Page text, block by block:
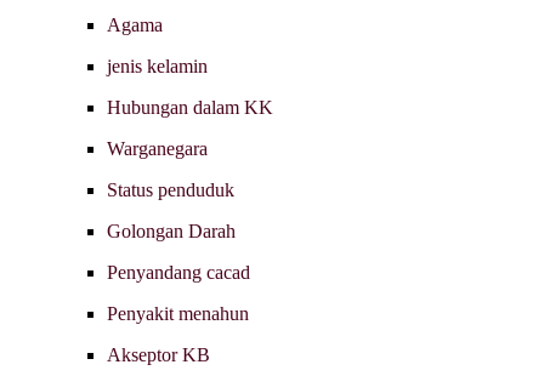
Agama
jenis kelamin
Hubungan dalam KK
Warganegara
Status penduduk
Golongan Darah
Penyandang cacad
Penyakit menahun
Akseptor KB